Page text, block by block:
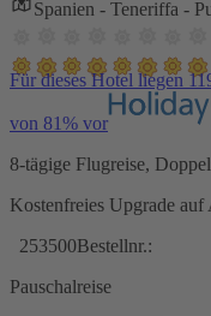
Spanien - Teneriffa -
Für dieses Hotel liegen
von 81% vor
8-tägige Flugreise,
Kostenfreies Upgrade
253500Bestellnr.:
Pauschalreise